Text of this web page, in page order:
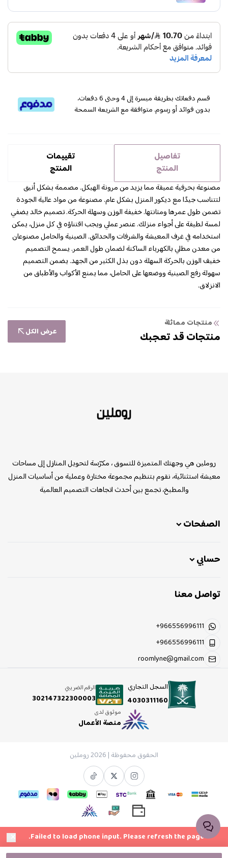
قسم دفعاتك بطريقة ميسرة إلى 4 وحتى 6 دفعات،
بدون فوائد أو رسوم. متوافقة مع الشريعة السمحة
تفاصيل
المنتج
تقييمات
المنتج
مصنوعة بحرفية عميقة مما يزيد من مرونة الهيكل. مصممة بشكل أنيق
لتتناسب جيدًا مع ديكور المنزل بشكل عام. مصنوعة من مواد عالية الجودة
تضمن طول عمرها ومتانتها. خفيفة الوزن وسهلة الحركة. تصميم خالد يضفي
لمسة لطيفة على أجواء منزلك. عنصر عملي ويجب اقتناؤه في كل منزل، يمكن
استخدامه في غرف المعيشة والشرفات والحدائق. الصينية والحامل مصنوعان
من معدن مطلي بالكهرباء الساكنة لضمان طول العمر. يسمح التصميم
خفيف الوزن بالحركة السهلة دون بذل الكثير من الجهد. يضمن التصميم
سهولة رفع الصينية ووضعها على الحامل، مما يمنع الأكواب والأطباق من
الانزلاق.
منتجات مماثلة
منتجات قد تعجبك عرض الكل
روملين هي وجهتك المتميزة للتسوق ، مكرّسة لتحويل المنازل إلى مساحات
معيشة استثنائية، نقوم بتنظيم مجموعة مختارة وعملية من أساسيات المنزل
والمطبخ، تجمع بين أحدث اتجاهات التصميم العالمية
الصفحات
حسابي
تواصل معنا
+966556996111
+966556996111
roomlyne@gmail.com
السجل التجاري
4030311160
الرقم الضريبي
302147322300003
موثوق لدى
منصة الأعمال
الحقوق محفوظة | 2026 روملين
× Failed to load phone input. Please refresh the page.